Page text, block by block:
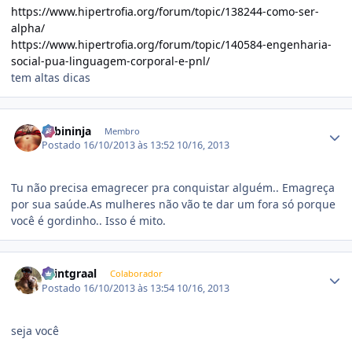
https://www.hipertrofia.org/forum/topic/138244-como-ser-
alpha/
https://www.hipertrofia.org/forum/topic/140584-engenharia-
social-pua-linguagem-corporal-e-pnl/
tem altas dicas
Fabininja Membro
Postado 16/10/2013 às 13:52 10/16, 2013
Tu não precisa emagrecer pra conquistar alguém.. Emagreça
por sua saúde.As mulheres não vão te dar um fora só porque
você é gordinho.. Isso é mito.
Saintgraal Colaborador
Postado 16/10/2013 às 13:54 10/16, 2013
seja você